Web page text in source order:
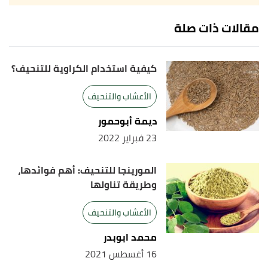
مقالات ذات صلة
كيفية استخدام الكراوية للتنحيف؟
الأعشاب والتنحيف
ديمة أبوحمور
23 فبراير 2022
المورينجا للتنحيف: أهم فوائدها،
وطريقة تناولها
الأعشاب والتنحيف
محمد ابوبدر
16 أغسطس 2021